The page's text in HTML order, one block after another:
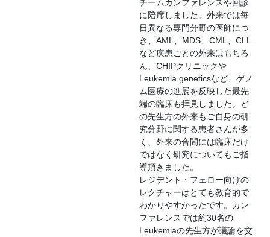
チームカンファレンスや回診
に陪席しました。外来では毎
日異なる専門分野の医師につ
き、AML、MDS、CML、CLL
など疾患ごとの外来はもちろ
ん、CHIPクリニックや
Leukemia geneticsなど、ゲノ
ム医療の進展を反映した最先
端の臨床も拝見しました。ど
の先生方の外来もご自身の研
究分野に関する患者さんが多
く、外来の合間には臨床だけ
ではなく研究についてもご指
導頂きました。
レジデント・フェロー向けの
レクチャーはとても教育的で
わかりやすかったです。カン
ファレンスでは約30名の
Leukemiaの先生方が議論を交